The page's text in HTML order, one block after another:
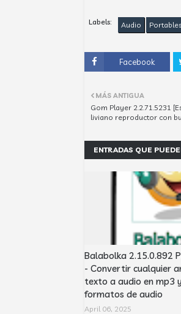
Labels: Audio Portables
Facebook
MÁS ANTIGUA
Gom Player 2.2.71.5231
liviano reproductor con
ENTRADAS QUE
Balabolka 2.15.0.892
- Convertir cualquier
texto a audio en mp3
formatos de audio
April 06, 2025